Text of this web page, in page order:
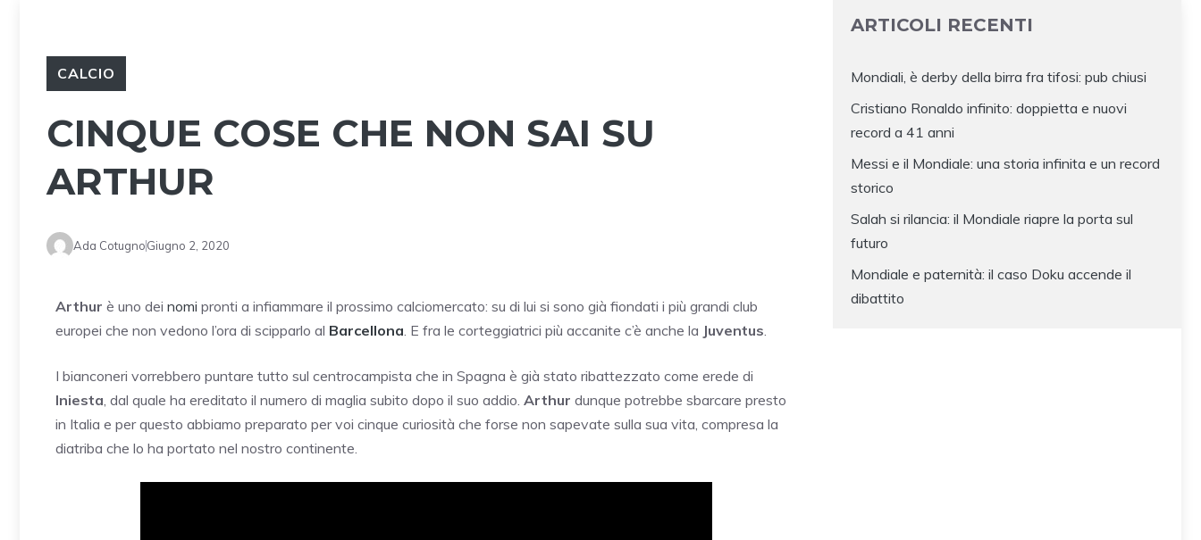
CALCIO
CINQUE COSE CHE NON SAI SU
ARTHUR
Ada CotugnoGiugno 2, 2020
Arthur è uno dei nomi pronti a infiammare il prossimo calciomercato: su di lui si sono già fiondati i più grandi club
europei che non vedono l’ora di scipparlo al Barcellona. E fra le corteggiatrici più accanite c’è anche la Juventus.
I bianconeri vorrebbero puntare tutto sul centrocampista che in Spagna è già stato ribattezzato come erede di
Iniesta, dal quale ha ereditato il numero di maglia subito dopo il suo addio. Arthur dunque potrebbe sbarcare presto
in Italia e per questo abbiamo preparato per voi cinque curiosità che forse non sapevate sulla sua vita, compresa la
diatriba che lo ha portato nel nostro continente.
ARTICOLI RECENTI
Mondiali, è derby della birra fra tifosi: pub chiusi
Cristiano Ronaldo infinito: doppietta e nuovi
record a 41 anni
Messi e il Mondiale: una storia infinita e un record
storico
Salah si rilancia: il Mondiale riapre la porta sul
futuro
Mondiale e paternità: il caso Doku accende il
dibattito